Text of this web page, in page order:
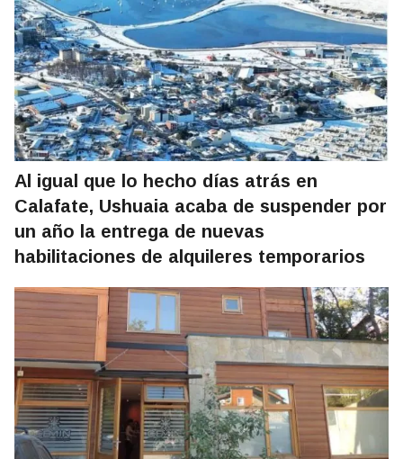
Al igual que lo hecho días atrás en
Calafate, Ushuaia acaba de suspender por
un año la entrega de nuevas
habilitaciones de alquileres temporarios